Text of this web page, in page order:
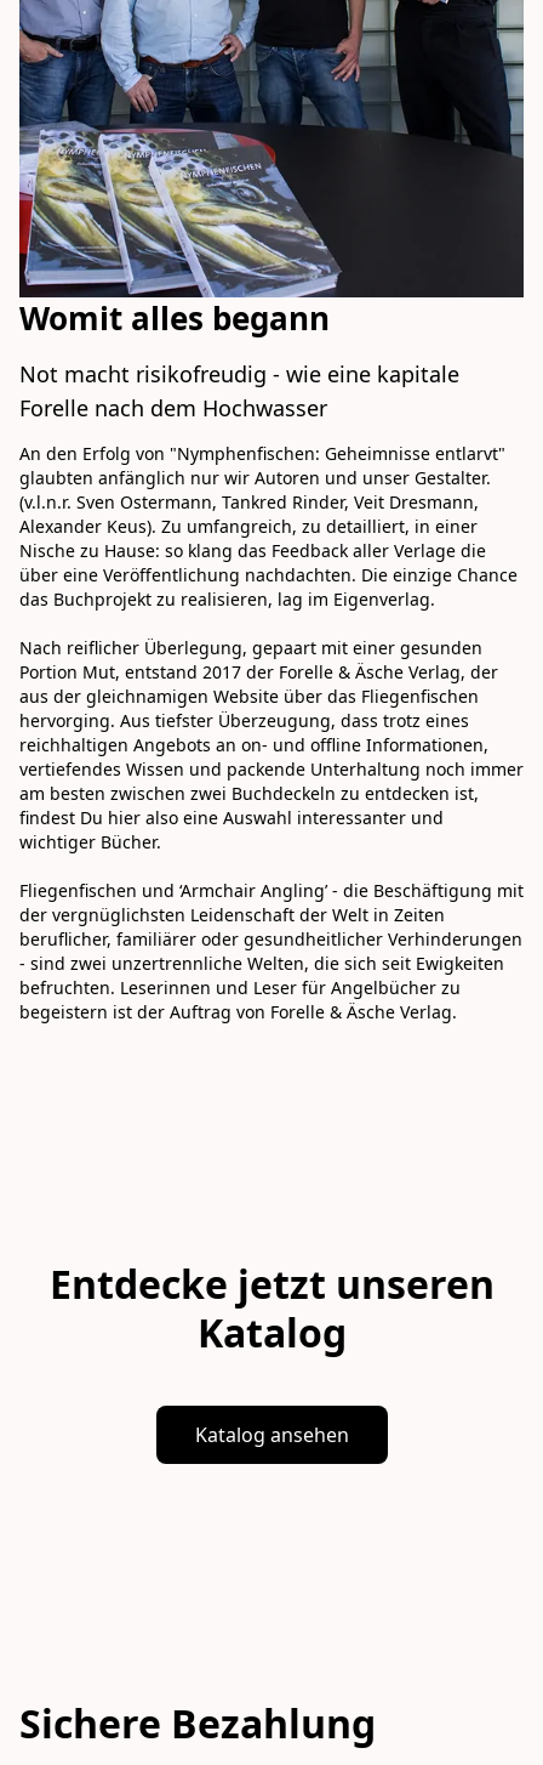
Womit alles begann
Not macht risikofreudig - wie eine kapitale
Forelle nach dem Hochwasser
An den Erfolg von "Nymphenfischen: Geheimnisse entlarvt"
glaubten anfänglich nur wir Autoren und unser Gestalter.
(v.l.n.r. Sven Ostermann, Tankred Rinder, Veit Dresmann,
Alexander Keus). Zu umfangreich, zu detailliert, in einer
Nische zu Hause: so klang das Feedback aller Verlage die
über eine Veröffentlichung nachdachten. Die einzige Chance
das Buchprojekt zu realisieren, lag im Eigenverlag.
Nach reiflicher Überlegung, gepaart mit einer gesunden
Portion Mut, entstand 2017 der Forelle & Äsche Verlag, der
aus der gleichnamigen Website über das Fliegenfischen
hervorging. Aus tiefster Überzeugung, dass trotz eines
reichhaltigen Angebots an on- und offline Informationen,
vertiefendes Wissen und packende Unterhaltung noch immer
am besten zwischen zwei Buchdeckeln zu entdecken ist,
findest Du hier also eine Auswahl interessanter und
wichtiger Bücher.
Fliegenfischen und ‘Armchair Angling’ - die Beschäftigung mit
der vergnüglichsten Leidenschaft der Welt in Zeiten
beruflicher, familiärer oder gesundheitlicher Verhinderungen
- sind zwei unzertrennliche Welten, die sich seit Ewigkeiten
befruchten. Leserinnen und Leser für Angelbücher zu
begeistern ist der Auftrag von Forelle & Äsche Verlag.
Entdecke jetzt unseren
Katalog
Katalog ansehen
Sichere Bezahlung